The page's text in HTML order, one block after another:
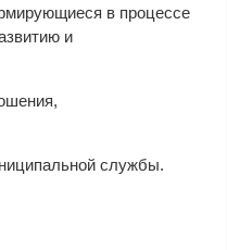
в процессе
и
службы.